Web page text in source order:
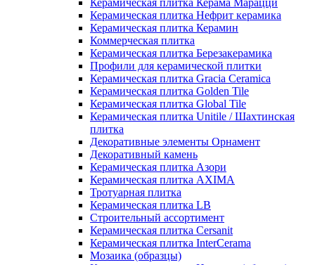
Керамическая плитка Нефрит керамика
Керамическая плитка Керамин
Коммерческая плитка
Керамическая плитка Березакерамика
Профили для керамической плитки
Керамическая плитка Gracia Ceramica
Керамическая плитка Golden Tile
Керамическая плитка Global Tile
Керамическая плитка Unitile / Шахтинская
плитка
Декоративные элементы Орнамент
Декоративный камень
Керамическая плитка Азори
Керамическая плитка AXIMA
Тротуарная плитка
Керамическая плитка LB
Строительный ассортимент
Керамическая плитка Cersanit
Керамическая плитка InterCerama
Мозаика (образцы)